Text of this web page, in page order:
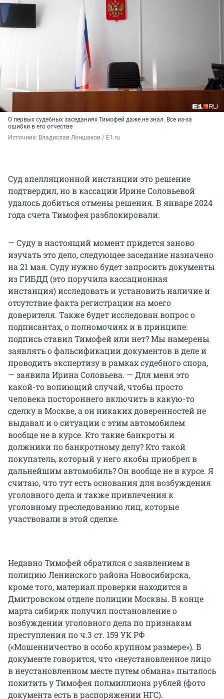
О первых судебных заседаниях Тимофей даже не знал. Все из-за
ошибки в его отчестве
Источник: Владислав Лоншаков / E1.ru
Суд апелляционной инстанции это решение
подтвердил, но в кассации Ирине Соловьевой
удалось добиться отмены решения. В январе 2024
года счета Тимофея разблокировали.
— Суду в настоящий момент придется заново
изучать это дело, следующее заседание назначено
на 21 мая. Суду нужно будет запросить документы
из ГИБДД (это поручила кассационная
инстанция) исследовать и установить наличие и
отсутствие факта регистрации на моего
доверителя. Также будет исследован вопрос о
подписантах, о полномочиях и в принципе:
подпись ставил Тимофей или нет? Мы намерены
заявлять о фальсификации документов в деле и
проводить экспертизу в рамках судебного спора,
— заявила Ирина Соловьева. — Для меня это
какой-то вопиющий случай, чтобы просто
человека постороннего включить в какую-то
сделку в Москве, а он никаких доверенностей не
выдавал и о ситуации с этим автомобилем
вообще не в курсе. Кто такие банкроты и
должники по банкротному делу? Кто такой
покупатель, который у него якобы приобрел в
дальнейшим автомобиль? Он вообще не в курсе. Я
считаю, что тут есть основания для возбуждения
уголовного дела и также привлечения к
уголовному преследованию лиц, которые
участвовали в этой сделке.
Недавно Тимофей обратился с заявлением в
полицию Ленинского района Новосибирска,
кроме того, материал проверки находится в
Дмитровском отделе полиции Москвы. В конце
марта сибиряк получил постановление о
возбуждении уголовного дела по признакам
преступления по ч.3 ст. 159 УК РФ
(«Мошенничество в особо крупном размере»). В
документе говорится, что «неустановленное лицо
в неустановленном месте путем обмана» пыталось
похитить у Тимофея полмиллиона рублей (фото
документа есть в распоряжении НГС).